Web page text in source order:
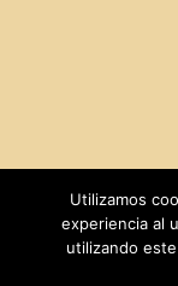
Utilizamos
experiencia al
utilizando